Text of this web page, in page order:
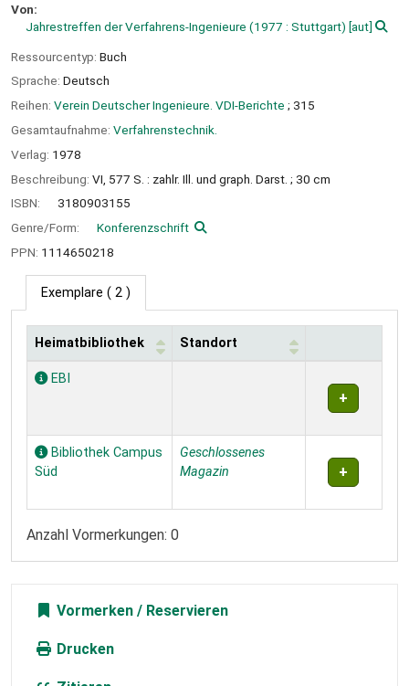
Von:
Jahrestreffen der Verfahrens-Ingenieure (1977 : Stuttgart) [aut]
Ressourcentyp: Buch
Sprache: Deutsch
Reihen: Verein Deutscher Ingenieure. VDI-Berichte ; 315
Gesamtaufnahme: Verfahrenstechnik.
Verlag: 1978
Beschreibung: VI, 577 S. : zahlr. Ill. und graph. Darst. ; 30 cm
ISBN:
3180903155
Genre/Form:
Konferenzschrift
PPN: 1114650218
Exemplare ( 2 )
Exemplare
Heimatbibliothek Standort
EBI
Bibliothek Campus
Süd
Geschlossenes
Magazin
Anzahl Vormerkungen: 0
Vormerken
Drucken